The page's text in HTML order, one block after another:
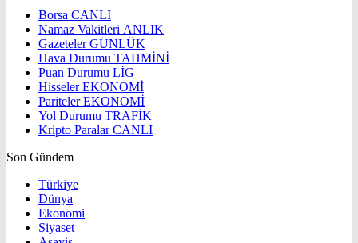
Borsa CANLI
Namaz Vakitleri ANLIK
GazetelerGÜNLÜK
Hava Durumu TAHMİNİ
Puan Durumu LİG
HisselerEKONOMİ
ParitelerEKONOMİ
Yol Durumu TRAFİK
Kripto ParalarCANLI
Son Gündem
Türkiye
Dünya
Ekonomi
Siyaset